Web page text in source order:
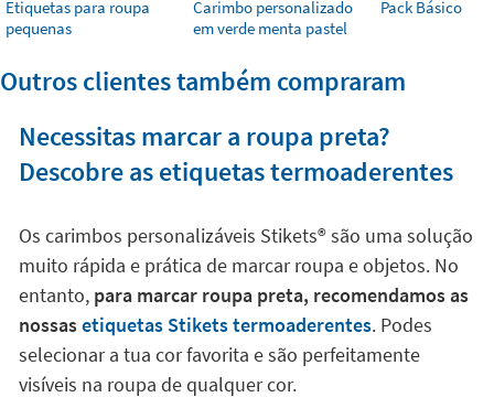
Etiquetas para roupa
pequenas
Carimbo personalizado
em verde menta pastel
Pack Básico
Outros clientes também compraram
Necessitas marcar a roupa preta?
Descobre as etiquetas termoaderentes
Os carimbos personalizáveis Stikets®️ são uma solução
muito rápida e prática de marcar roupa e objetos. No
entanto, para marcar roupa preta, recomendamos as
nossasetiquetas Stikets termoaderentes. Podes
selecionar a tua cor favorita e são perfeitamente
visíveis na roupa de qualquer cor.